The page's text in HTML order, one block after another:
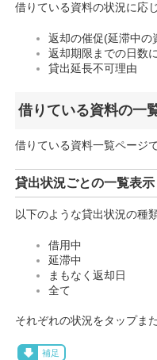
借りている資料の状況に応
返却の催促(延滞中の
返却期限までの日数
貸出延長不可理由
借りている資料の一
借りている資料一覧ページ
貸出状況ごとの一覧表示
以下のような貸出状況の種
借用中
延滞中
まもなく返却日
全て
それぞれの状況をタップま
補足